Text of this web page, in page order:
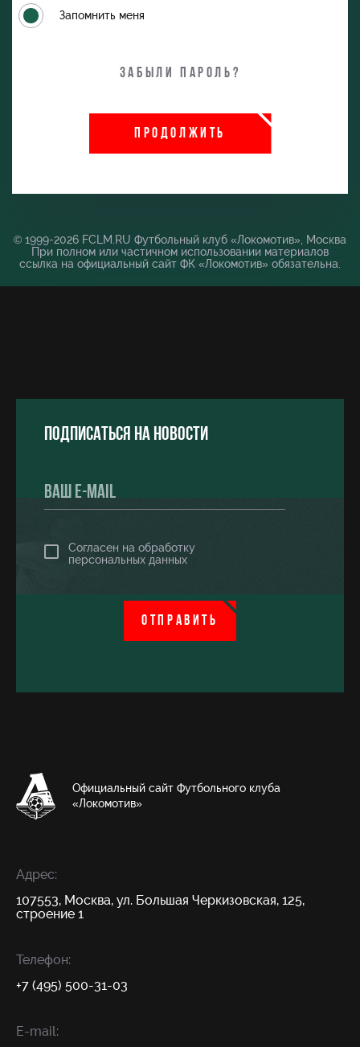
Запомнить меня
Забыли пароль?
ПРОДОЛЖИТЬ
© 1999-2026 FCLM.RU Футбольный клуб «Локомотив», Москва
При полном или частичном использовании материалов
ссылка на официальный сайт ФК «Локомотив» обязательна.
Подписаться на новости
Согласен на обработку
персональных данных
ОТПРАВИТЬ
Официальный сайт Футбольного клуба
«Локомотив»
Адрес:
107553, Москва, ул. Большая Черкизовская, 125,
строение 1
Телефон:
+7 (495) 500-31-03
E-mail: